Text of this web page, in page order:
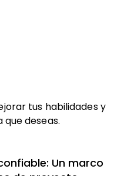
tus habilidades y
deseas.
Un marco